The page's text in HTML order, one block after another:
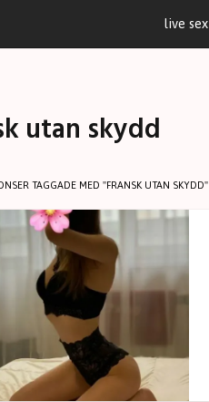
live sex
utan skydd
TAGGADE MED "FRANSK UTAN SKYDD"